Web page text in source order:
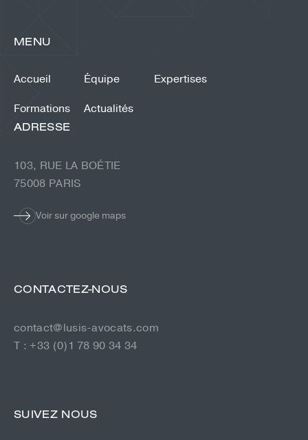
SUIVEZ NOUS
ADRESSE
103, RUE LA BOÉTIE
75008 PARIS
Voir sur google maps
MENU
Accueil Équipe
Expertises
Formations
Actualités
CONTACTEZ-NOUS
contact@lusis-avocats.com
T : +33 (0)1 78 90 34 34